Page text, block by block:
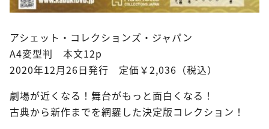
アシェット・コレクションズ・ジャパン
A4変型判 本文12p
2020年12月26日発行 定価￥2,036（税込）
劇場が近くなる！舞台がもっと面白くなる！
古典から新作までを網羅した決定版コレクション！